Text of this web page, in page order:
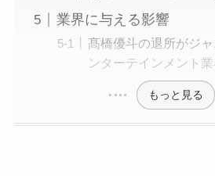
業界に与える影響
髙橋優斗の退所がジ
ンターテインメント
もっと見る